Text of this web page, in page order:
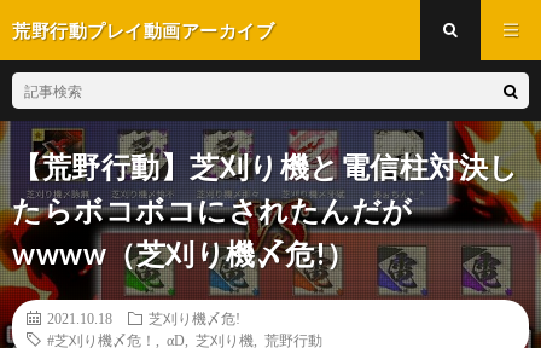
荒野行動プレイ動画アーカイブ
【荒野行動】芝刈り機と電信柱対決し
たらボコボコにされたんだが
wwww（芝刈り機〆危!）
2021.10.18
芝刈り機〆危!
#芝刈り機〆危！
αD 芝刈り機 荒野行動